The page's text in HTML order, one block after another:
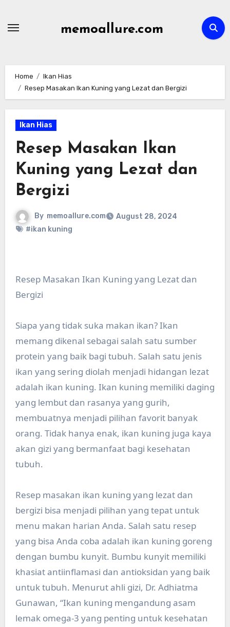
memoallure.com
Home
Ikan Hias
Resep Masakan Ikan Kuning yang Lezat dan Bergizi
Ikan Hias
Resep Masakan Ikan
Kuning yang Lezat dan
Bergizi
By memoallure.com
August 28, 2024
#ikan kuning
Resep Masakan Ikan Kuning yang Lezat dan
Bergizi
Siapa yang tidak suka makan ikan? Ikan
memang dikenal sebagai salah satu sumber
protein yang baik bagi tubuh. Salah satu jenis
ikan yang sering diolah menjadi hidangan lezat
adalah ikan kuning. Ikan kuning memiliki daging
yang lembut dan rasanya yang gurih,
membuatnya menjadi pilihan favorit banyak
orang. Tidak hanya enak, ikan kuning juga kaya
akan gizi yang bermanfaat bagi kesehatan
tubuh.
Resep masakan ikan kuning yang lezat dan
bergizi bisa menjadi pilihan yang tepat untuk
menu makan harian Anda. Salah satu resep
yang bisa Anda coba adalah ikan kuning goreng
dengan bumbu kunyit. Bumbu kunyit memiliki
khasiat antiinflamasi dan antioksidan yang baik
untuk tubuh. Menurut ahli gizi, Dr. Adhiatma
Gunawan, “Ikan kuning mengandung asam
lemak omega-3 yang penting untuk kesehatan